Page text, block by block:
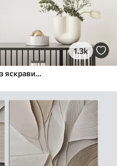
1.3k
Пишна сільська місцевість із яскравим лугом диких квітів, наповненим різнокольоровими квітами під хмарним небом